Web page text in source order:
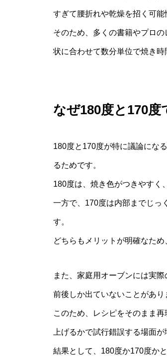
すぎて腰折れや乾燥を招く可能
そのため、多くの書籍やプロ
状に合わせて数分単位で焼き時
なぜ180度と170
180度と170度が特に議論にな
るためです。
180度は、焼き色がつきやすく
一方で、170度は内部までじっ
す。
どちらもメリットが明確なた
また、家庭用オーブンには実
前後しか出ていないことがあり
このため、レシピをそのまま
上げるかで試行錯誤する場面が
結果として、180度か170度か